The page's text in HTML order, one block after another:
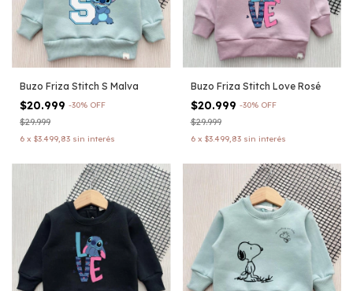
Buzo Friza Stitch S Malva
$20.999 -30% OFF
$29.999
6 x $3.499,83 sin interés
Buzo Friza Stitch Love Rosé
$20.999 -30% OFF
$29.999
6 x $3.499,83 sin interés